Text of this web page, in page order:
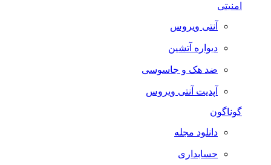
امنیتی
آنتی ویروس
دیواره آتشین
ضد هک و جاسوسی
آپدیت آنتی ویروس
گوناگون
دانلود مجله
حسابداری